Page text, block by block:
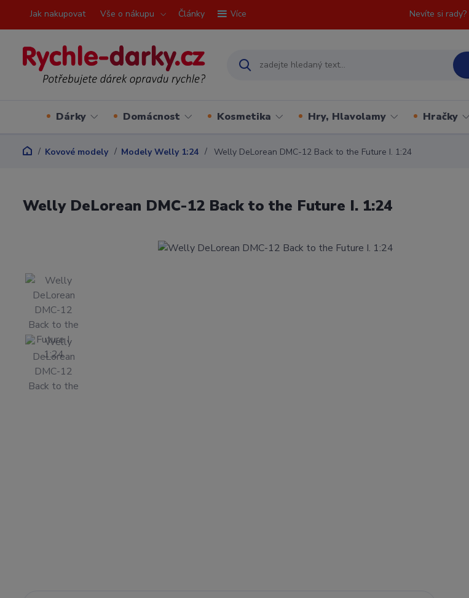
Jak nakupovat Vše o nákupu Články Více Nevíte si
Dárky Domácnost Kosmetika Hry, Hlavolamy Hračky
Kovové modely Modely Welly 1:24 Welly DeLorean DMC-12 Back to the Future I. 1:24
Welly DeLorean DMC-12 Back to the Future I. 1:24